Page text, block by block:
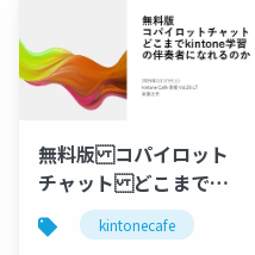
無料版 コパイロット
チャット どこまで
kintone学習の伴奏者
になれるのか
kintonecafe